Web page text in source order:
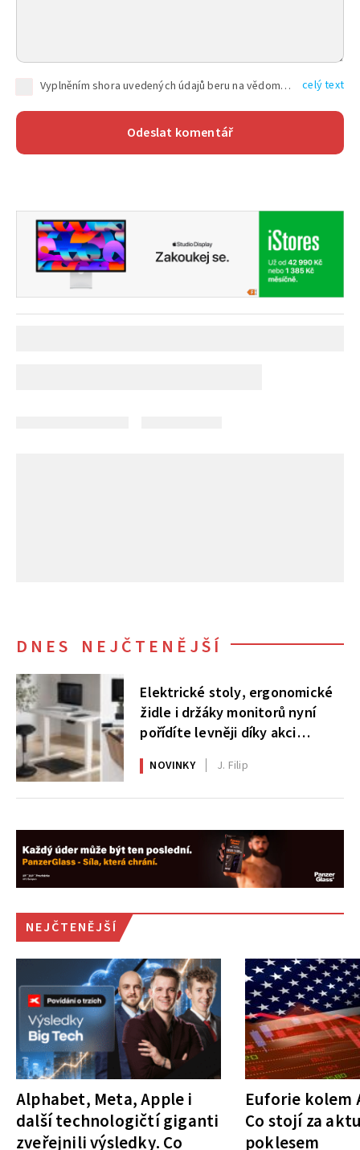
Vyplněním shora uvedených údajů beru na vědomí, že společnost TEXT FACTORY s.r.o., sídlem Brno, Durďákova 336/29, Černá Pole, PSČ: 613 00, IČ: 06157831, zapsané u Krajského soudu v Brně, oddíl C, vložka 100399, bude zpracovávat mé osobní údaje uvedené v rámci mnou vyplněného registračního formuláře na základě oprávněných zájmů TEXT FACTORY s.r.o. dle čl. 6 odst. 1 písm. f) GDPR a pro splnění právních povinností (čl. 6 odst. 1 písm. c) GDPR), a to pro tyto účely: nezbytnost zajistit oprávnění návštěvníka webových stránek provozovaných společností TEXT FACTORY s.r.o. přispívat aktivně ke zveřejněným článkům nebo v rámci diskusních fór a výkon práv TEXT FACTORY s.r.o. jako administrátora těchto diskusních fór. Více informací o zpracování osobních údajů a právech lze nalézt v celý text
DNES NEJČTENĚJŠÍ
Elektrické stoly, ergonomické
židle i držáky monitorů nyní
pořídíte levněji díky akci
AlzaErgo
NOVINKY J. Filip
NEJČTENĚJŠÍ
Alphabet, Meta, Apple i
další technologičtí giganti
zveřejnili výsledky. Co
Euforie kolem
Co stojí za
poklesem